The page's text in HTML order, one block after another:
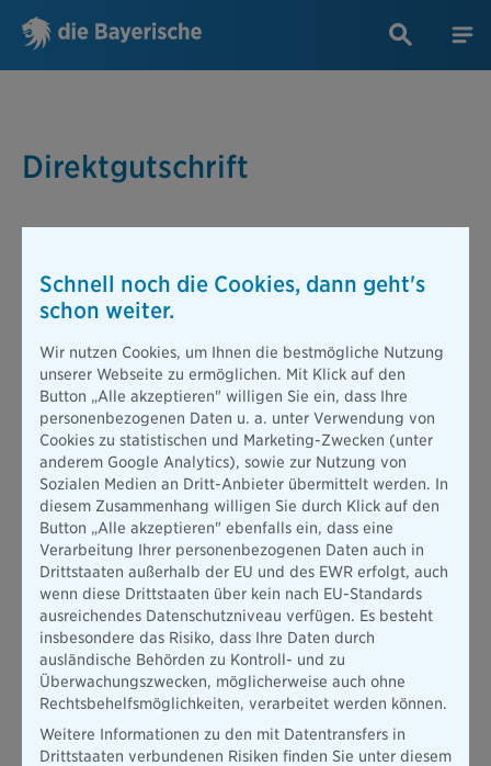
Direktgutschrift
Überschüsse
. Diese sollen auch nach Jahrzehnten eine sichere
Versorgunggewährleisten, unabhängig von
werden die meisten Überschüsse in dieRückstellungfür
Beitragsrückerstattung eingezahlt. Während der
Auszahlungsphase erhalten die Kunden ihre individuellen
Überschussanteiledaraus.
Zusätzlich können Teile der Überschüsse direkt den
Versicherungsnehmern gutgeschrieben werden - dies nennt
manDirektgutschriften. Die Versicherungsunternehmen
informieren ihre Kunden über die Höhe dieser Gutschriften in
den jährlichen Standmitteilungen.
Schnell noch die Cookies, dann geht's
schon weiter.
Wir nutzen Cookies, um Ihnen die bestmögliche Nutzung
unserer Webseite zu ermöglichen. Mit Klick auf den
Button „Alle akzeptieren" willigen Sie ein, dass Ihre
personenbezogenen Daten u. a. unter Verwendung von
Cookies zu statistischen und Marketing-Zwecken (unter
anderem Google Analytics), sowie zur Nutzung von
Sozialen Medien an Dritt-Anbieter übermittelt werden. In
diesem Zusammenhang willigen Sie durch Klick auf den
Button „Alle akzeptieren" ebenfalls ein, dass eine
Verarbeitung Ihrer personenbezogenen Daten auch in
Drittstaaten außerhalb der EU und des EWR erfolgt, auch
wenn diese Drittstaaten über kein nach EU-Standards
ausreichendes Datenschutzniveau verfügen. Es besteht
insbesondere das Risiko, dass Ihre Daten durch
ausländische Behörden zu Kontroll- und zu
Überwachungszwecken, möglicherweise auch ohne
Rechtsbehelfsmöglichkeiten, verarbeitet werden können.
Weitere Informationen zu den mit Datentransfers in
Drittstaaten verbundenen Risiken finden Sie unter diesem